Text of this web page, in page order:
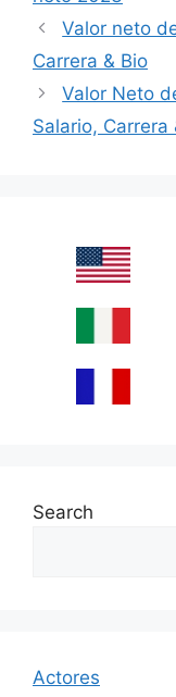
Valor neto
Carrera & Bio
Valor Neto
Salario, Carrera
Search
Actores